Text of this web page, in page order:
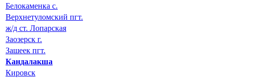
Белокаменка с.
Верхнетуломский пгт.
ж/д ст. Лопарская
Заозерск г.
Зашеек пгт.
Кандалакша
Кировск